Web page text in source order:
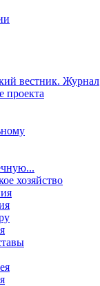
вестник. Журнал
проекта
хозяйство